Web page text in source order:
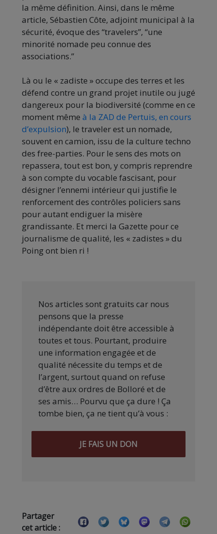
la même définition. Ainsi, dans le même
article, Sébastien Côte, adjoint municipal à la
sécurité, évoque des “travelers”, “une
minorité nomade peu connue des
associations.”
Là ou le « zadiste » occupe des terres et les
défend contre un grand projet inutile ou jugé
dangereux pour la biodiversité (comme en ce
moment même à la ZAD de Pertuis, en cours
d’expulsion), le traveler est un nomade,
souvent en camion, issu de la culture techno
des free-parties. Pour le sens des mots on
repassera, tout est bon, y compris reprendre
à son compte du vocable fascisant, pour
désigner l’ennemi intérieur qui justifie le
renforcement des contrôles policiers sans
pour autant endiguer la misère
grandissante. Et merci la Gazette pour ce
journalisme de qualité, les « zadistes » du
Poing ont bien ri !
Nos articles sont gratuits car nous
pensons que la presse
indépendante doit être accessible à
toutes et tous. Pourtant, produire
une information engagée et de
qualité nécessite du temps et de
l’argent, surtout quand on refuse
d’être aux ordres de Bolloré et de
ses amis… Pourvu que ça dure ! Ça
tombe bien, ça ne tient qu’à vous :
JE FAIS UN DON
Partager
cet article :